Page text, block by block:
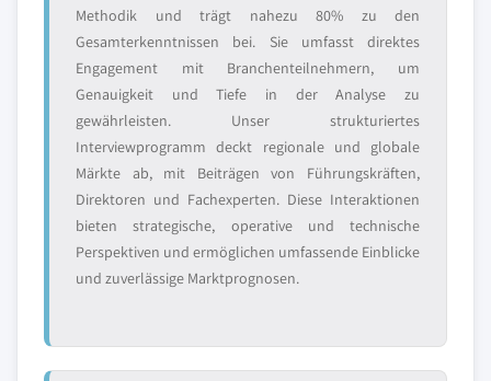
Methodik und trägt nahezu 80% zu den
Gesamterkenntnissen bei. Sie umfasst direktes
Engagement mit Branchenteilnehmern, um
Genauigkeit und Tiefe in der Analyse zu
gewährleisten. Unser strukturiertes
Interviewprogramm deckt regionale und globale
Märkte ab, mit Beiträgen von Führungskräften,
Direktoren und Fachexperten. Diese Interaktionen
bieten strategische, operative und technische
Perspektiven und ermöglichen umfassende Einblicke
und zuverlässige Marktprognosen.